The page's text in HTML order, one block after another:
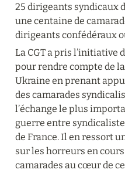
25 dirigeants syndicaux
une centaine de
dirigeants confédéraux
La CGT a pris l’initiative
pour rendre compte de
Ukraine en prenant
des camarades
l’échange le plus
guerre entre
de France. Il en ressort
sur les horreurs en
camarades au cœur de